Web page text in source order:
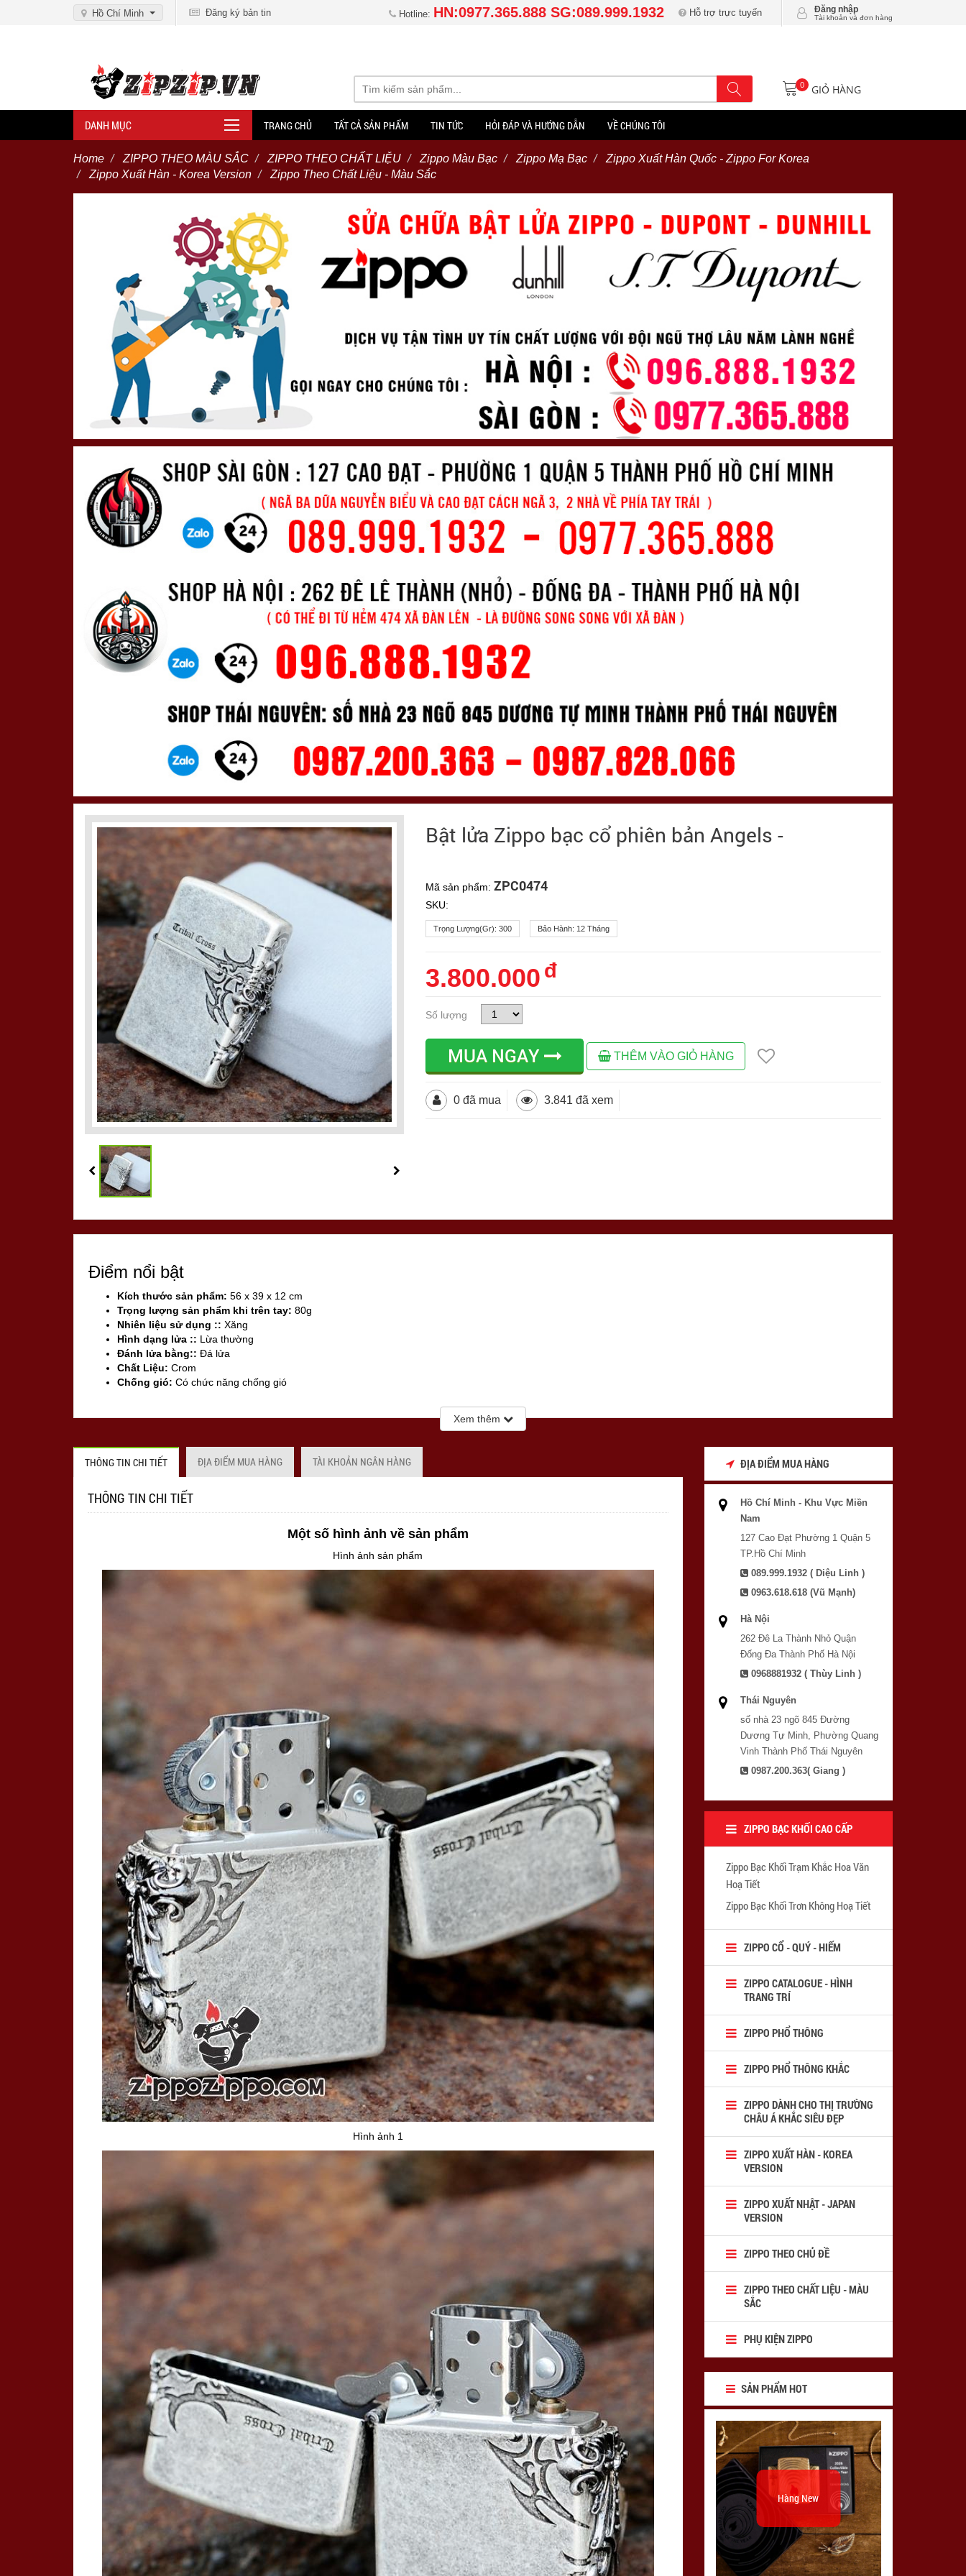
Hồ Chí Minh Đăng ký bản tin Hotline: HN:0977.365.888 SG:089.999.1932 Hỗ trợ trực tuyến Đăng nhập
Tài khoản và đơn hàng
0 GIỎ HÀNG
DANH MỤC TRANG CHỦ TẤT CẢ SẢN PHẨM TIN TỨC HỎI ĐÁP VÀ HƯỚNG DẪN VỀ CHÚNG TÔI
Home ZIPPO THEO MÀU SẮC ZIPPO THEO CHẤT LIỆU Zippo Màu Bạc Zippo Mạ Bạc
Zippo Xuất Hàn Quốc - Zippo For Korea
Zippo Xuất Hàn - Korea Version
Zippo Theo Chất Liệu - Màu Sắc
Bật lửa Zippo bạc cổ phiên bản Angels -
Mã sản phẩm:ZPC0474
SKU:
Trọng Lượng(gr):300 Bảo Hành: 12 Tháng
3.800.000 đ
Số lượng
MUA NGAY THÊM VÀO GIỎ HÀNG
0 đã mua 3.841 đã xem
Điểm nổi bật
Kích thước sản phẩm: 56 x 39 x 12 cm
Trọng lượng sản phẩm khi trên tay: 80g
Nhiên liệu sử dụng :: Xăng
Hình dạng lửa :: Lừa thường
Đánh lửa bằng:: Đá lửa
Chất Liệu: Crom
Chống gió: Có chức năng chống gió
Xem thêm
THÔNG TIN CHI TIẾT ĐỊA ĐIỂM MUA HÀNG TÀI KHOẢN NGÂN HÀNG
THÔNG TIN CHI TIẾT
Một số hình ảnh về sản phẩm
Hình ảnh sản phẩm
Hình ảnh 1
ĐỊA ĐIỂM MUA HÀNG
Hồ Chí Minh - Khu Vực Miền
Nam
127 Cao Đạt Phường 1 Quận 5
TP.Hồ Chí Minh
089.999.1932 ( Diệu Linh )
0963.618.618 (Vũ Mạnh)
Hà Nội
262 Đê La Thành Nhỏ Quận
Đống Đa Thành Phố Hà Nội
0968881932 ( Thùy Linh )
Thái Nguyên
số nhà 23 ngõ 845 Đường
Dương Tự Minh, Phường Quang
Vinh Thành Phố Thái Nguyên
0987.200.363( Giang )
ZIPPO BẠC KHỐI CAO CẤP
Zippo Bạc Khối Trạm Khắc Hoa Văn
Hoạ Tiết
Zippo Bạc Khối Trơn Không Hoạ Tiết
ZIPPO CỔ - QUÝ - HIẾM
ZIPPO CATALOGUE - HÌNH
TRANG TRÍ
ZIPPO PHỔ THÔNG
ZIPPO PHỔ THÔNG KHẮC
ZIPPO DÀNH CHO THỊ TRƯỜNG
CHÂU Á KHẮC SIÊU ĐẸP
ZIPPO XUẤT HÀN - KOREA
VERSION
ZIPPO XUẤT NHẬT - JAPAN
VERSION
ZIPPO THEO CHỦ ĐỀ
ZIPPO THEO CHẤT LIỆU - MÀU
SẮC
PHỤ KIỆN ZIPPO
SẢN PHẨM HOT
Hàng New